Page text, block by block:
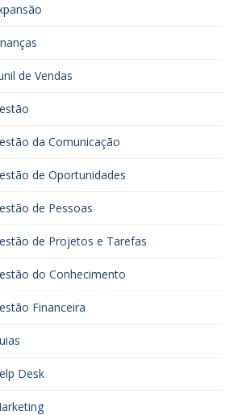
de Vendas
da Comunicação
de Oportunidades
de Pessoas
de Projetos e Tarefas
do Conhecimento
Financeira
Desk